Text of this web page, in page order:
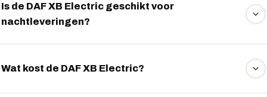
minuten weer voor een groot deel klaar.
Is de DAF XB Electric geschikt voor
nachtleveringen?
uitstekend geschikt voor nachtelijke leveringen.
Wat kost de DAF XB Electric?